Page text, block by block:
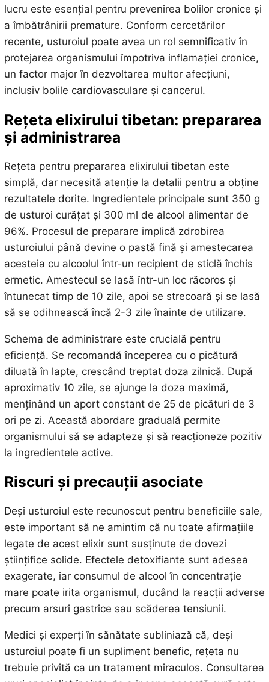
lucru este esențial pentru prevenirea bolilor cronice și
a îmbătrânirii premature. Conform cercetărilor
recente, usturoiul poate avea un rol semnificativ în
protejarea organismului împotriva inflamației cronice,
un factor major în dezvoltarea multor afecțiuni,
inclusiv bolile cardiovasculare și cancerul.
Rețeta elixirului tibetan: prepararea
și administrarea
Rețeta pentru prepararea elixirului tibetan este
simplă, dar necesită atenție la detalii pentru a obține
rezultatele dorite. Ingredientele principale sunt 350 g
de usturoi curățat și 300 ml de alcool alimentar de
96%. Procesul de preparare implică zdrobirea
usturoiului până devine o pastă fină și amestecarea
acesteia cu alcoolul într-un recipient de sticlă închis
ermetic. Amestecul se lasă într-un loc răcoros și
întunecat timp de 10 zile, apoi se strecoară și se lasă
să se odihnească încă 2-3 zile înainte de utilizare.
Schema de administrare este crucială pentru
eficiență. Se recomandă începerea cu o picătură
diluată în lapte, crescând treptat doza zilnică. După
aproximativ 10 zile, se ajunge la doza maximă,
menținând un aport constant de 25 de picături de 3
ori pe zi. Această abordare graduală permite
organismului să se adapteze și să reacționeze pozitiv
la ingredientele active.
Riscuri și precauții asociate
Deși usturoiul este recunoscut pentru beneficiile sale,
este important să ne amintim că nu toate afirmațiile
legate de acest elixir sunt susținute de dovezi
științifice solide. Efectele detoxifiante sunt adesea
exagerate, iar consumul de alcool în concentrație
mare poate irita organismul, ducând la reacții adverse
precum arsuri gastrice sau scăderea tensiunii.
Medici și experți în sănătate subliniază că, deși
usturoiul poate fi un supliment benefic, rețeta nu
trebuie privită ca un tratament miraculos. Consultarea